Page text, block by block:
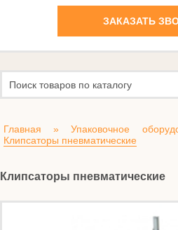
ЗАКАЗАТЬ
Главная »Упаковочное
Клипсаторы пневматические
Клипсаторы пневматические